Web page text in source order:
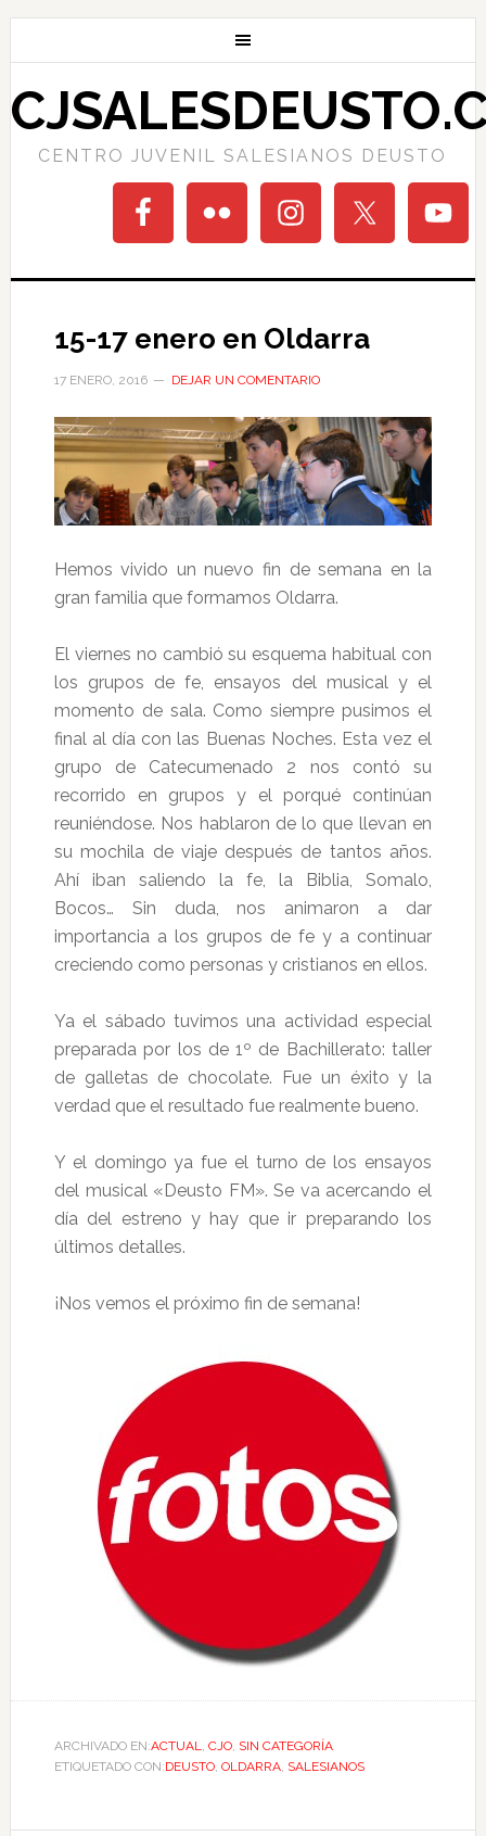
CENTRO JUVENIL SALESIANOS DEUSTO
15-17 enero en Oldarra
17 ENERO, 2016 DEJAR UN COMENTARIO
Hemos vivido un nuevo fin de semana en la
gran familia que formamos Oldarra.
El viernes no cambió su esquema habitual con
los grupos de fe, ensayos del musical y el
momento de sala. Como siempre pusimos el
final al día con las Buenas Noches. Esta vez el
grupo de Catecumenado 2 nos contó su
recorrido en grupos y el porqué continúan
reuniéndose. Nos hablaron de lo que llevan en
su mochila de viaje después de tantos años.
Ahí iban saliendo la fe, la Biblia, Somalo,
Bocos… Sin duda, nos animaron a dar
importancia a los grupos de fe y a continuar
creciendo como personas y cristianos en ellos.
Ya el sábado tuvimos una actividad especial
preparada por los de 1º de Bachillerato: taller
de galletas de chocolate. Fue un éxito y la
verdad que el resultado fue realmente bueno.
Y el domingo ya fue el turno de los ensayos
del musical «Deusto FM». Se va acercando el
día del estreno y hay que ir preparando los
últimos detalles.
¡Nos vemos el próximo fin de semana!
ARCHIVADO EN:ACTUAL CJO, SIN CATEGORÍA
ETIQUETADO CON:DEUSTO, OLDARRA, SALESIANOS